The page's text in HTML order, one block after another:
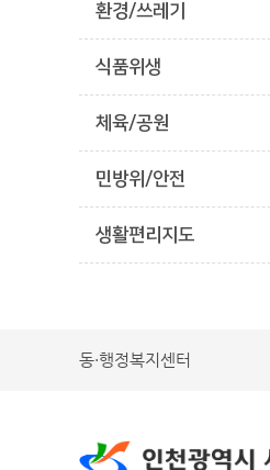
환경/쓰레기
식품위생
체육/공원
민방위/안전
생활편리지도
동·행정복지센터